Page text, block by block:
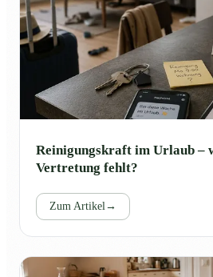
Reinigungskraft im Urlaub –
Vertretung fehlt?
Zum Artikel →